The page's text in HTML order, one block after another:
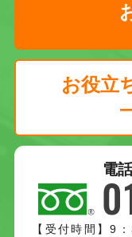
お役立
電
【受付時間】9